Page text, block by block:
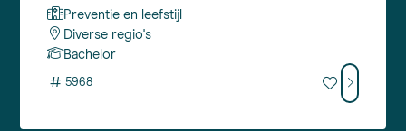
Preventie en leefstijl
Diverse regio's
Bachelor
# 5968